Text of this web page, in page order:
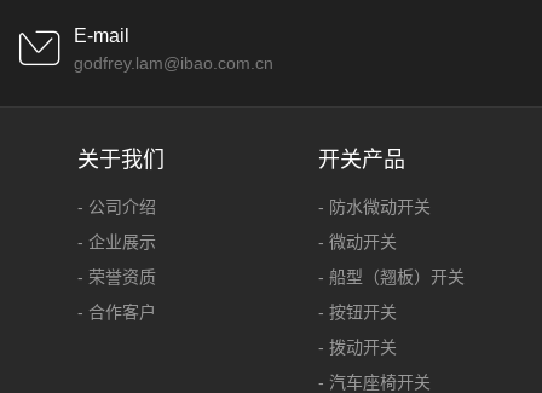
E-mail
godfrey.lam@ibao.com.cn
关于我们
- 公司介绍
- 企业展示
- 荣誉资质
- 合作客户
开关产品
- 防水微动开关
- 微动开关
- 船型（翘板）开关
- 按钮开关
- 拨动开关
- 汽车座椅开关